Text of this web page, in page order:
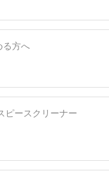
る方へ
ピースクリーナー